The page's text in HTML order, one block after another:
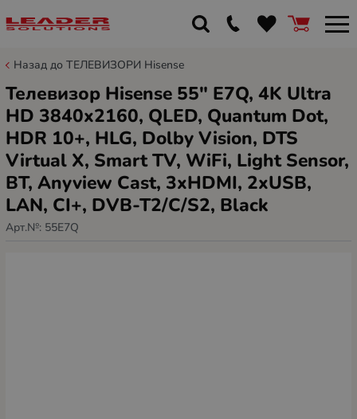
Назад до ТЕЛЕВИЗОРИ Hisense
Телевизор Hisense 55" E7Q, 4K Ultra
HD 3840x2160, QLED, Quantum Dot,
HDR 10+, HLG, Dolby Vision, DTS
Virtual X, Smart TV, WiFi, Light Sensor,
BT, Anyview Cast, 3xHDMI, 2xUSB,
LAN, CI+, DVB-T2/C/S2, Black
Арт.№: 55E7Q